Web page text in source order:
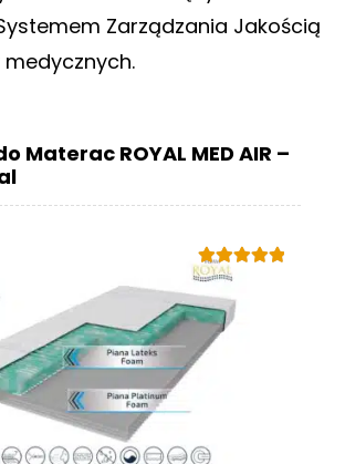
Zarządzania Jakością
Materac ROYAL MED AIR –
Oceniono
5.00na 5